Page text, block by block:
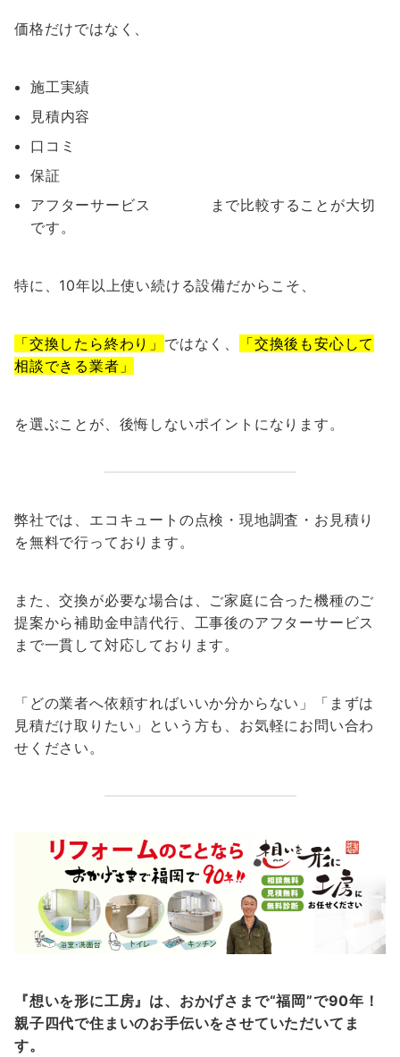
価格だけではなく、
施工実績
見積内容
口コミ
保証
アフターサービス まで比較することが大切
です。
特に、10年以上使い続ける設備だからこそ、
「交換したら終わり」 ではなく、
「交換後も安心して
相談できる業者」
を選ぶことが、後悔しないポイントになります。
弊社では、エコキュートの点検・現地調査・お見積り
を無料で行っております。
また、交換が必要な場合は、ご家庭に合った機種のご
提案から補助金申請代行、工事後のアフターサービス
まで一貫して対応しております。
「どの業者へ依頼すればいいか分からない」「まずは
見積だけ取りたい」という方も、お気軽にお問い合わ
せください。
『想いを形に工房』は、おかげさまで“福岡”で90年！
親子四代で住まいのお手伝いをさせていただいてま
す。